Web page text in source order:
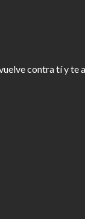
contra tí y te